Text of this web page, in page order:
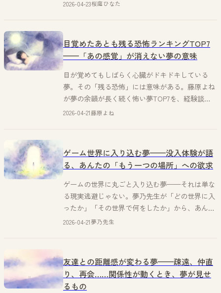
2026-04-23桜庭ひなた
目覚めたあとも残る恐怖ランキングTOP7
——「あの感覚」が消えない夢の意味
目が覚めてもしばらく心臓がドキドキしている
夢。その「残る恐怖」には意味がある。藤原よね
が夢の余韻が長く続く怖い夢TOP7を、経験談と
一緒に解説する。
2026-04-21藤原よね
ゲーム世界に入り込む夢——没入体験が語
る、あんたの「もう一つの場所」への欲求
ゲームの世界に丸ごと入り込む夢——それは単な
る現実逃避じゃない。夢乃先生が「どの世界に入
ったか」「その世界で何をしたか」から、あんた
が今求めているものを読み解く。
2026-04-21夢乃先生
友達との距離感が変わる夢——疎遠、仲直
り、再会……関係性が動くとき、夢が見せ
るもの